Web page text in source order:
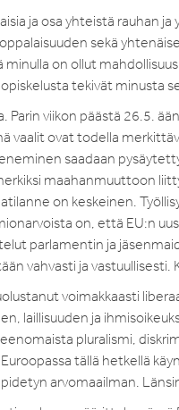
ja osa yhteistä rauhan
sekä
on ollut
tekivät minusta
Parin viikon päästä 26.5.
vaalit ovat todella
saadaan
maahanmuuttoon
on keskeinen.
on, että EU:n
parlamentin ja
vahvasti ja
voimakkaasti
laillisuuden ja
pluralismi,
tällä hetkellä
arvomaailman.